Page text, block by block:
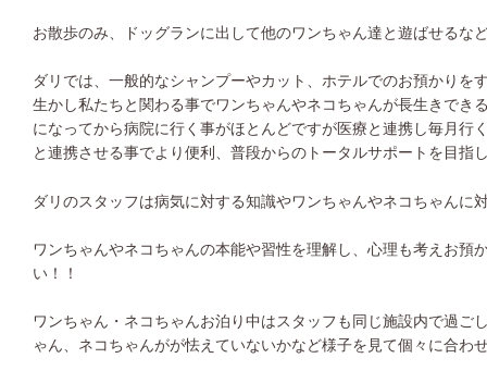
お散歩のみ、ドッグランに出して他のワンちゃん達と遊ばせるな
ダリでは、一般的なシャンプーやカット、ホテルでのお預かりを
生かし私たちと関わる事でワンちゃんやネコちゃんが長生きで
になってから病院に行く事がほとんどですが医療と連携し毎月行
と連携させる事でより便利、普段からのトータルサポートを目指
ダリのスタッフは病気に対する知識やワンちゃんやネコちゃんに
ワンちゃんやネコちゃんの本能や習性を理解し、心理も考えお預
い！！
ワンちゃん・ネコちゃんお泊り中はスタッフも同じ施設内で過ご
ゃん、ネコちゃんがが怯えていないかなど様子を見て個々に合わ